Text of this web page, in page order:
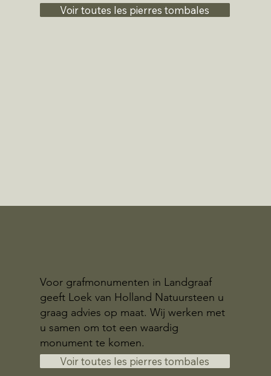
Voir toutes les pierres tombales
Voor grafmonumenten in Landgraaf
geeft Loek van Holland Natuursteen u
graag advies op maat. Wij werken met
u samen om tot een waardig
monument te komen.
Voir toutes les pierres tombales